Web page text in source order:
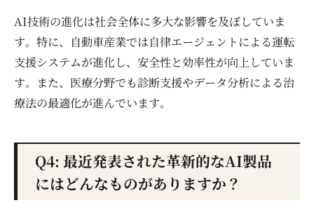
AI技術の進化は社会全体に多大な影響を及ぼしていま
す。特に、自動車産業では自律エージェントによる運転
支援システムが進化し、安全性と効率性が向上していま
す。また、医療分野でも診断支援やデータ分析による治
療法の最適化が進んでいます。
Q4: 最近発表された革新的なAI製品
にはどんなものがありますか？